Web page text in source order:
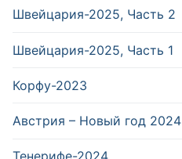
Швейцария-2025, Часть 2
Швейцария-2025, Часть 1
Корфу-2023
Австрия – Новый год 2024